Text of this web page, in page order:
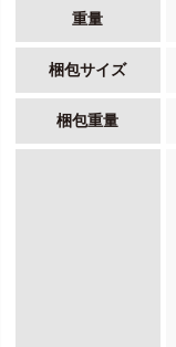
重量
梱包サイズ
梱包重量